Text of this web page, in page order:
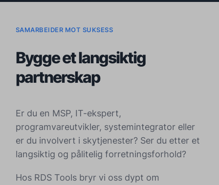
SAMARBEIDER MOT SUKSESS
Bygge et langsiktig
partnerskap
Er du en MSP, IT-ekspert,
programvareutvikler, systemintegrator eller
er du involvert i skytjenester? Ser du etter et
langsiktig og pålitelig forretningsforhold?
Hos RDS Tools bryr vi oss dypt om